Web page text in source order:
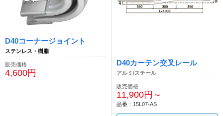
D40コーナージョイント
ステンレス・樹脂
販売価格
4,600円
D40カーテン交叉レール
アルミ/スチール
販売価格
11,900円～
品番：15L07-AS